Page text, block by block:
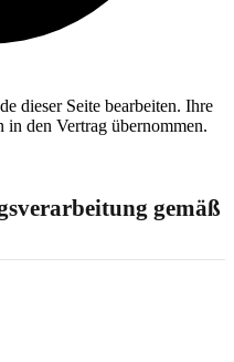
dieser Seite bearbeiten. Ihre
den Vertrag übernommen.
gemäß